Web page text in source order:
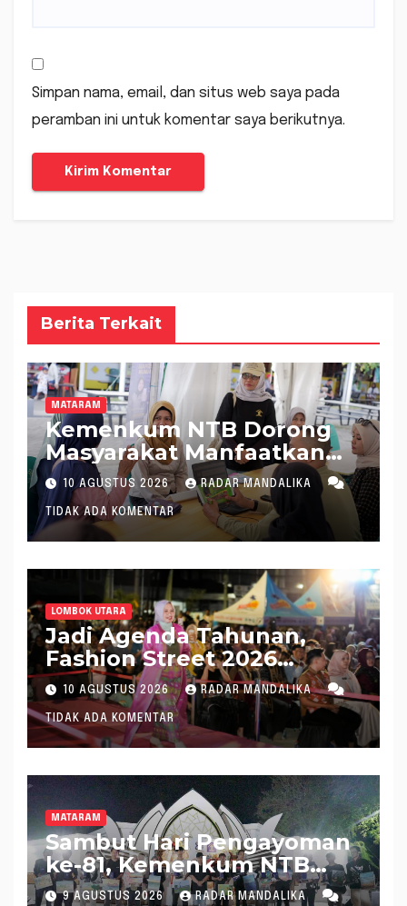
Simpan nama, email, dan situs web saya pada
peramban ini untuk komentar saya berikutnya.
Berita Terkait
MATARAM
Kemenkum NTB Dorong
Masyarakat Manfaatkan
AHU Online Secara Mudah,
Cepat, dan Mandiri
10 AGUSTUS 2026 RADAR MANDALIKA
TIDAK ADA KOMENTAR
LOMBOK UTARA
Jadi Agenda Tahunan,
Fashion Street 2026
Lombok Utara Meriah
10 AGUSTUS 2026 RADAR MANDALIKA
TIDAK ADA KOMENTAR
MATARAM
Sambut Hari Pengayoman
ke-81, Kemenkum NTB
Hadirkan Layanan Hukum
9 AGUSTUS 2026 RADAR MANDALIKA